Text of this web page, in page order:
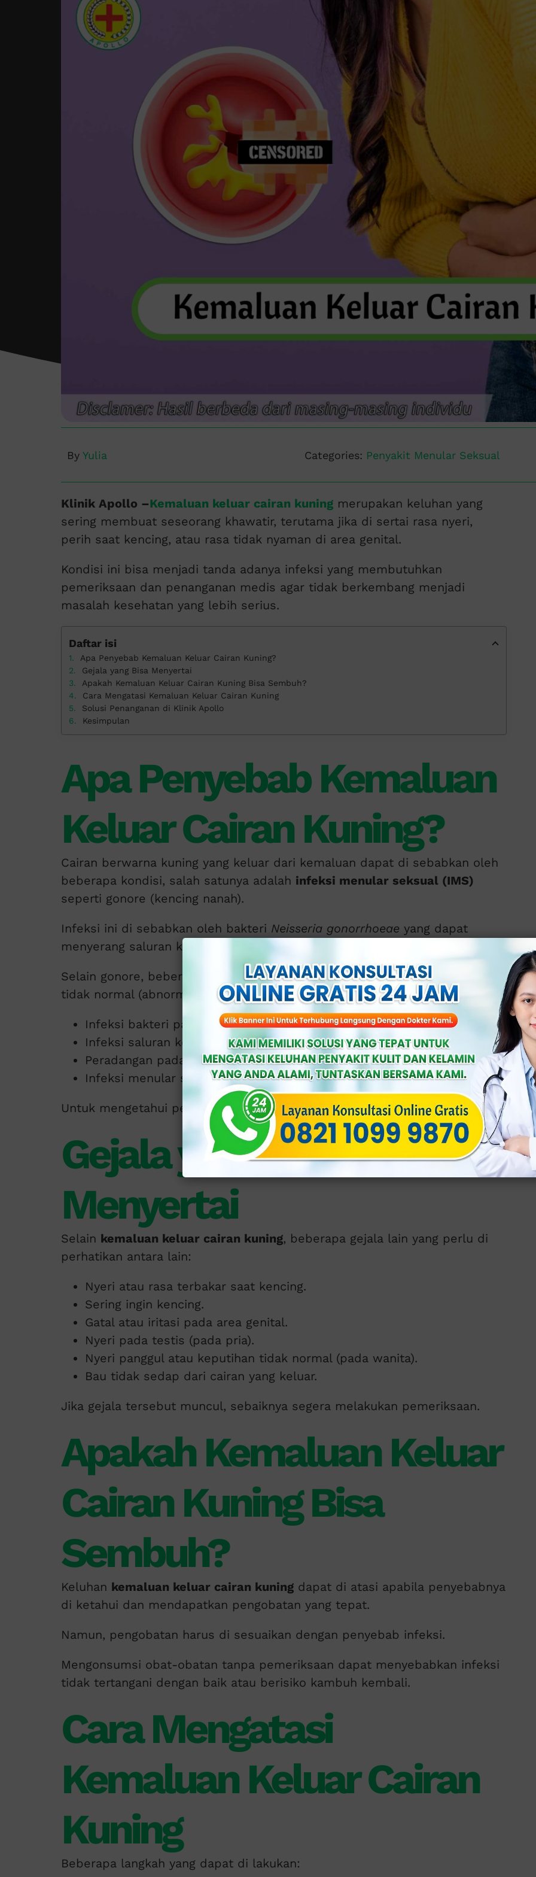
By Yulia Categories: Penyakit Menular Seksual
Klinik Apollo –Kemaluan keluar cairan kuningmerupakan keluhan yang
sering membuat seseorang khawatir, terutama jika di sertai rasa nyeri,
perih saat kencing, atau rasa tidak nyaman di area genital.
Kondisi ini bisa menjadi tanda adanya infeksi yang membutuhkan
pemeriksaan dan penanganan medis agar tidak berkembang menjadi
masalah kesehatan yang lebih serius.
Daftar isi
Apa Penyebab Kemaluan Keluar Cairan Kuning?
Gejala yang Bisa Menyertai
Apakah Kemaluan Keluar Cairan Kuning Bisa Sembuh?
Cara Mengatasi Kemaluan Keluar Cairan Kuning
Solusi Penanganan di Klinik Apollo
Kesimpulan
Apa Penyebab Kemaluan
Keluar Cairan Kuning?
Cairan berwarna kuning yang keluar dari kemaluan dapat di sebabkan oleh
beberapa kondisi, salah satunya adalah infeksi menular seksual (IMS)
seperti gonore (kencing nanah).
Infeksi ini di sebabkan oleh bakteri Neisseria gonorrhoeae yang dapat
menyerang saluran kemih dan organ reproduksi.
Selain gonore, beberapa penyebab lain yang dapat menimbulkan cairan
tidak normal (abnormal) dari kemaluan meliputi:
Infeksi bakteri pada saluran reproduksi.
Infeksi saluran kemih (ISK).
Peradangan pada organ genital.
Infeksi menular seksual (IMS) lainnya.
Untuk mengetahui penyebab pastinya, di perlukan pemeriksaan medis.
Gejala yang Bisa
Menyertai
Selain kemaluan keluar cairan kuning, beberapa gejala lain yang perlu di
perhatikan antara lain:
Nyeri atau rasa terbakar saat kencing.
Sering ingin kencing.
Gatal atau iritasi pada area genital.
Nyeri pada testis (pada pria).
Nyeri panggul atau keputihan tidak normal (pada wanita).
Bau tidak sedap dari cairan yang keluar.
Jika gejala tersebut muncul, sebaiknya segera melakukan pemeriksaan.
Apakah Kemaluan Keluar
Cairan Kuning Bisa
Sembuh?
Keluhan kemaluan keluar cairan kuningdapat di atasi apabila penyebabnya
di ketahui dan mendapatkan pengobatan yang tepat.
Namun, pengobatan harus di sesuaikan dengan penyebab infeksi.
Mengonsumsi obat-obatan tanpa pemeriksaan dapat menyebabkan infeksi
tidak tertangani dengan baik atau berisiko kambuh kembali.
Cara Mengatasi
Kemaluan Keluar Cairan
Kuning
Beberapa langkah yang dapat di lakukan: